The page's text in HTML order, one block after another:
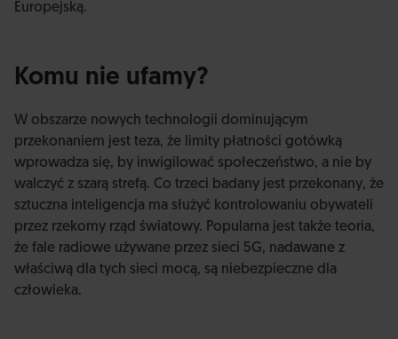
Europejską.
Komu nie ufamy?
W obszarze nowych technologii dominującym
przekonaniem jest teza, że limity płatności gotówką
wprowadza się, by inwigilować społeczeństwo, a nie by
walczyć z szarą strefą. Co trzeci badany jest przekonany, że
sztuczna inteligencja ma służyć kontrolowaniu obywateli
przez rzekomy rząd światowy. Popularna jest także teoria,
że fale radiowe używane przez sieci 5G, nadawane z
właściwą dla tych sieci mocą, są niebezpieczne dla
człowieka.